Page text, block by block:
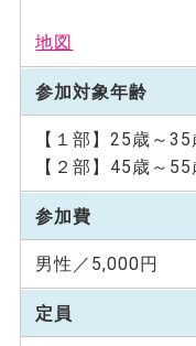
地図
参加対象年齢
【１部】25歳～35
【２部】45歳～55
参加費
男性／5,000円
定員